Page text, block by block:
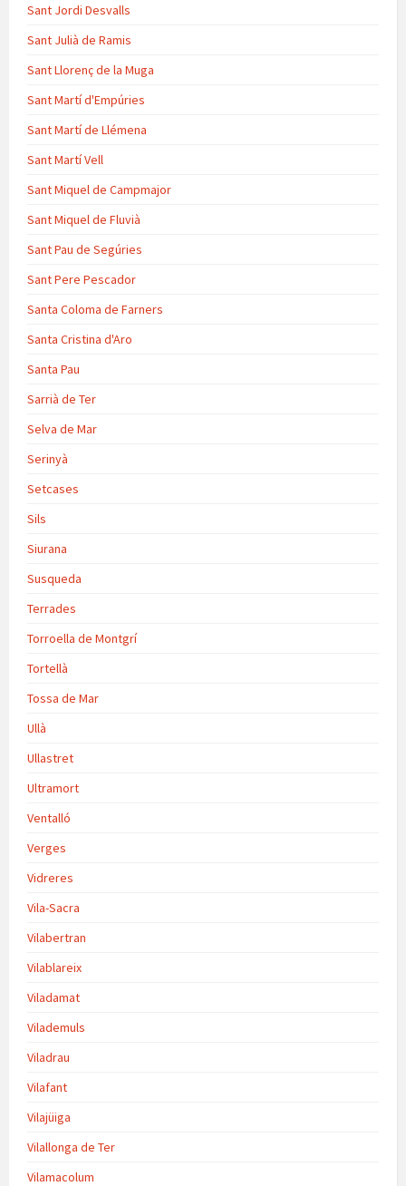
Sant Jordi Desvalls
Sant Julià de Ramis
Sant Llorenç de la Muga
Sant Martí d'Empúries
Sant Martí de Llémena
Sant Martí Vell
Sant Miquel de Campmajor
Sant Miquel de Fluvià
Sant Pau de Segúries
Sant Pere Pescador
Santa Coloma de Farners
Santa Cristina d'Aro
Santa Pau
Sarrià de Ter
Selva de Mar
Serinyà
Setcases
Sils
Siurana
Susqueda
Terrades
Torroella de Montgrí
Tortellà
Tossa de Mar
Ullà
Ullastret
Ultramort
Ventalló
Verges
Vidreres
Vila-Sacra
Vilabertran
Vilablareix
Viladamat
Vilademuls
Viladrau
Vilafant
Vilajüiga
Vilallonga de Ter
Vilamacolum